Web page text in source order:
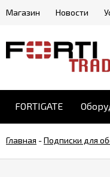
Магазин Новости
FORTIGATE
Главная -Подписки для